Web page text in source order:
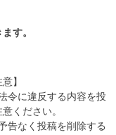
す。
】
令に違反する内容を投
ください。
告なく投稿を削除する